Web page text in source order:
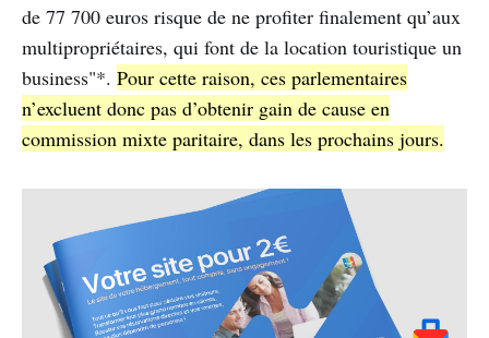
de 77 700 euros risque de ne profiter finalement qu’aux
multipropriétaires, qui font de la location touristique un
business"*. Pour cette raison, ces parlementaires
n’excluent donc pas d’obtenir gain de cause en
commission mixte paritaire, dans les prochains jours.